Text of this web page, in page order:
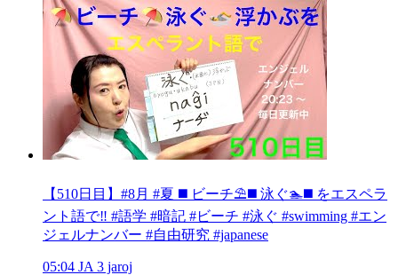
【510日目】#8月 #夏 ◼️ ビーチ⛱️◼️ 泳ぐ🏊◼️ をエスペラ
ント語で‼️ #語学 #暗記 #ビーチ #泳ぐ #swimming #エン
ジェルナンバー #自由研究 #japanese
05:04 JA 3 jaroj